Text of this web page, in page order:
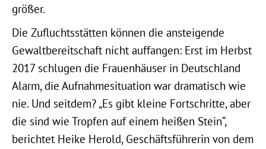
größer.
Die Zufluchtsstätten können die ansteigende
Gewaltbereitschaft nicht auffangen: Erst im Herbst
2017 schlugen die Frauenhäuser in Deutschland
Alarm, die Aufnahmesituation war dramatisch wie
nie. Und seitdem? „Es gibt kleine Fortschritte, aber
die sind wie Tropfen auf einem heißen Stein“,
berichtet Heike Herold, Geschäftsführerin von dem